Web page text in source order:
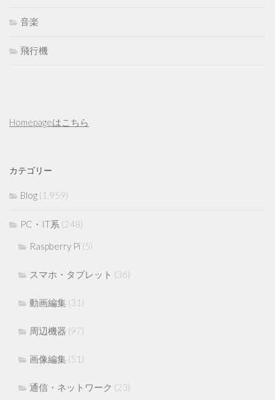
音楽
飛行機
Homepageはこちら
カテゴリー
Blog (1,959)
PC・IT系 (248)
Raspberry Pi (5)
スマホ・タブレット (36)
動画編集 (31)
周辺機器 (97)
画像編集 (51)
通信・ネットワーク (23)